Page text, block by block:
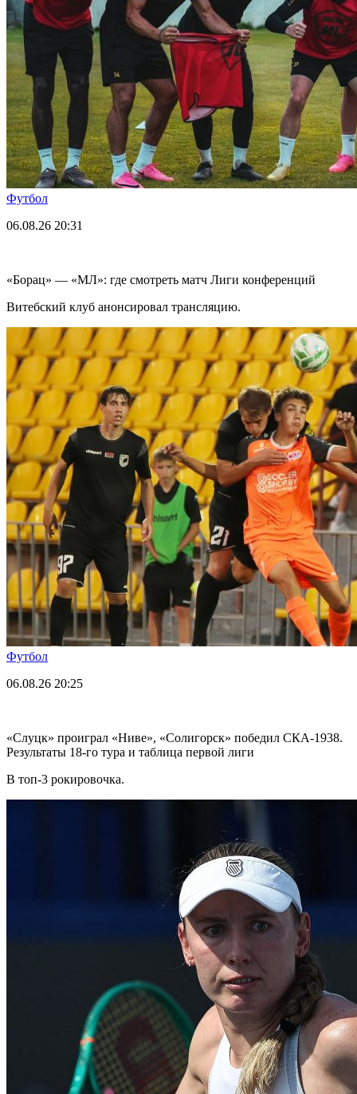
Футбол
06.08.26 20:31
«Борац» — «МЛ»: где смотреть матч Лиги конференций
Витебский клуб анонсировал трансляцию.
Футбол
06.08.26 20:25
«Слуцк» проиграл «Ниве», «Солигорск» победил СКА-1938.
Результаты 18-го тура и таблица первой лиги
В топ-3 рокировочка.